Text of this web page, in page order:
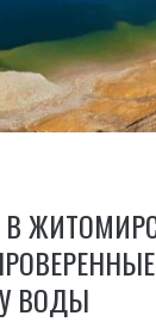
В
ВОДЫ